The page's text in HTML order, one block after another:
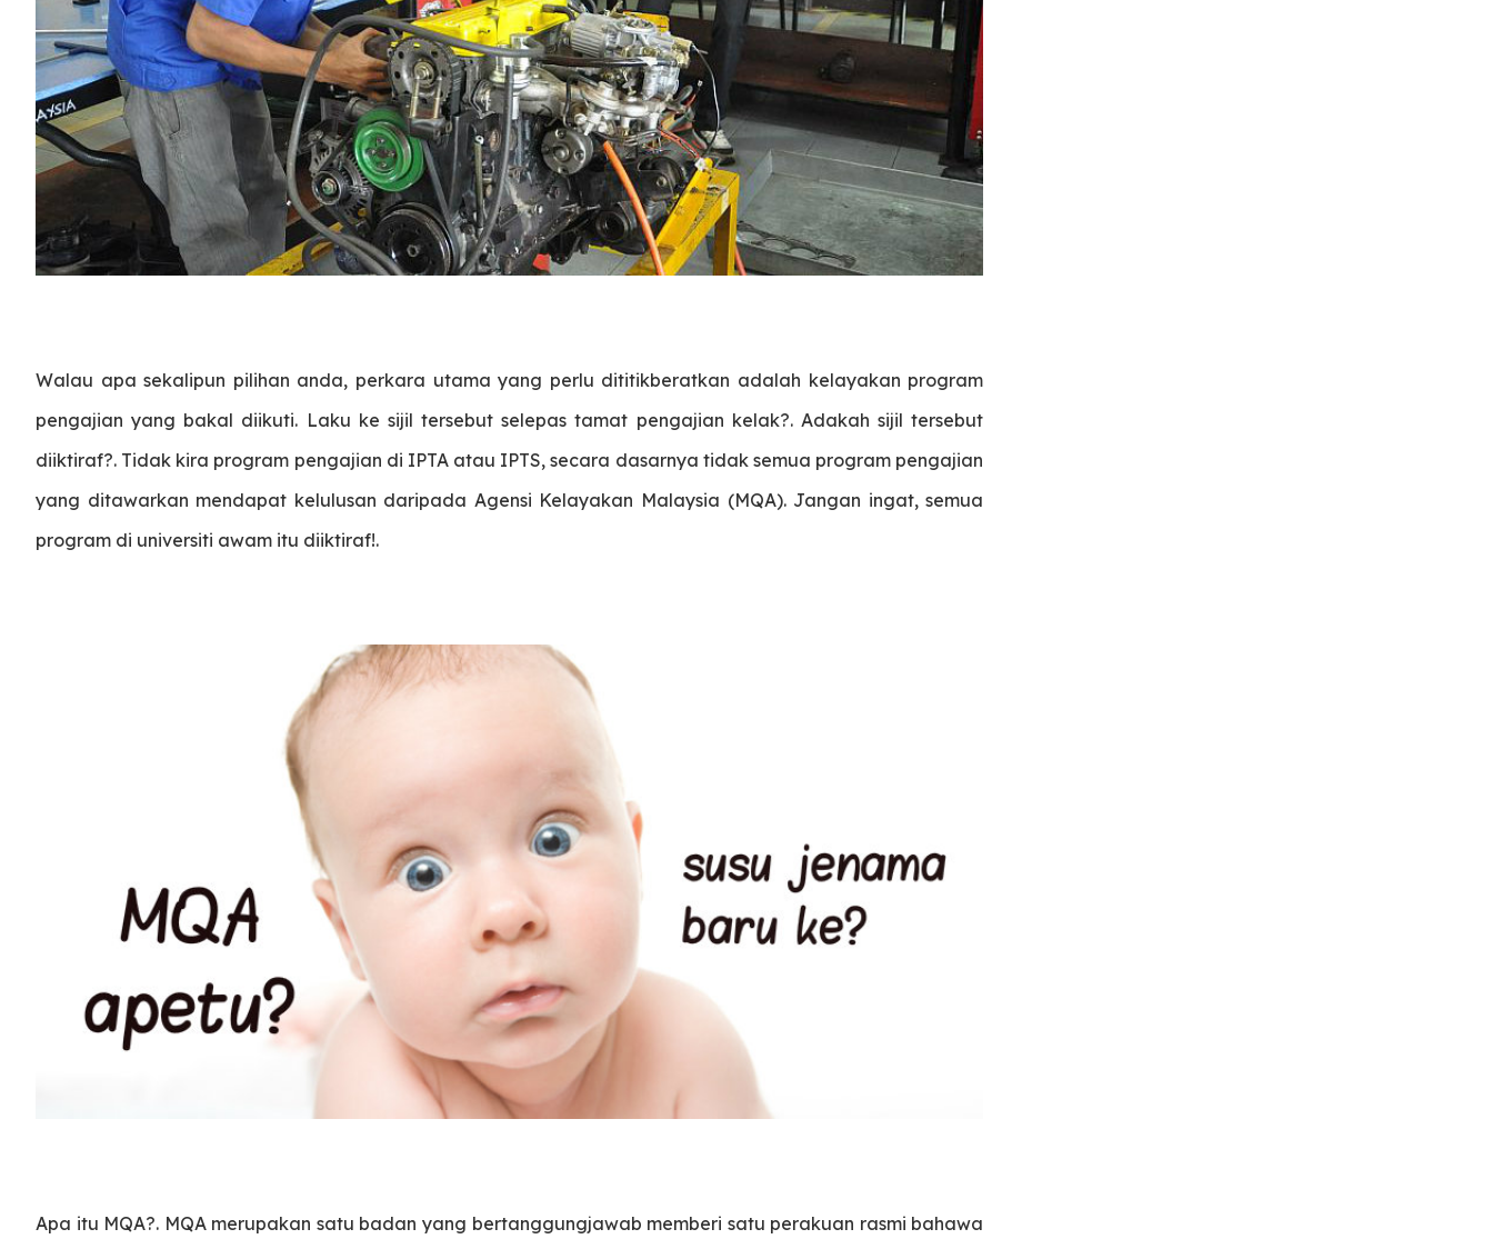
Walau apa sekalipun pilihan anda, perkara utama yang perlu dititikberatkan adalah kelayakan program
pengajian yang bakal diikuti. Laku ke sijil tersebut selepas tamat pengajian kelak?. Adakah sijil tersebut
diiktiraf?. Tidak kira program pengajian di IPTA atau IPTS, secara dasarnya tidak semua program pengajian
yang ditawarkan mendapat kelulusan daripada Agensi Kelayakan Malaysia (MQA). Jangan ingat, semua
program di universiti awam itu diiktiraf!.
Apa itu MQA?. MQA merupakan satu badan yang bertanggungjawab memberi satu perakuan rasmi bahawa